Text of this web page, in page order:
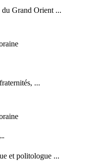
Grand Orient ...
...
et politologue ...